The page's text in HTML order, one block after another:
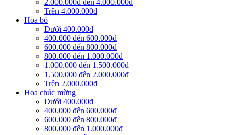
2.000.000đ đến 4.000.000đ
Trên 4.000.000đ
Hoa bó
Dưới 400.000đ
400.000 đến 600.000đ
600.000 đến 800.000đ
800.000 đến 1.000.000đ
1.000.000 đến 1.500.000đ
1.500.000 đến 2.000.000đ
Trên 2.000.000đ
Hoa chúc mừng
Dưới 400.000đ
400.000 đến 600.000đ
600.000 đến 800.000đ
800.000 đến 1.000.000đ